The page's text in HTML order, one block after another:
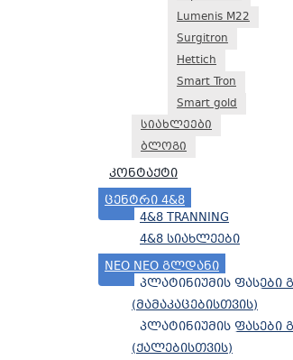
Lumenis M22
Surgitron
Hettich
Smart Tron
Smart gold
სიახლეები
ბლოგი
კონტაქტი
ᲪᲔᲜᲢᲠᲘ 4&8
4&8 TRANNING
4&8 ᲡᲘᲐᲮᲚᲔᲔᲑᲘ
NEO NEO ᲒᲚᲓᲐᲜᲘ
ᲞᲚᲐᲢᲘᲜᲘᲣᲛᲘᲡ
(ᲛᲐᲛᲐᲙᲐᲪᲔᲑᲘᲡᲗᲕᲘᲡ)
ᲞᲚᲐᲢᲘᲜᲘᲣᲛᲘᲡ
(ᲥᲐᲚᲔᲑᲘᲡᲗᲕᲘᲡ)